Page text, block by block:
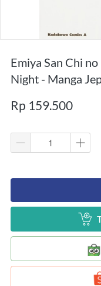
Emiya San Chi
Night - Manga
Rp 159.500
`
`
`